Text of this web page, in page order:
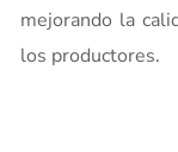
mejorando la
los productores.